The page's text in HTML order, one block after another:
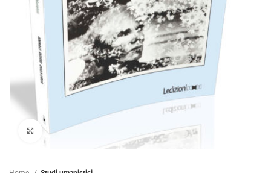
Clicca per ampliare